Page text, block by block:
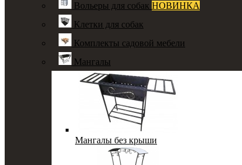
Вольеры для собак НОВИНКА
Клетки для собак
Комплекты садовой мебели
Мангалы
Мангалы без крыши